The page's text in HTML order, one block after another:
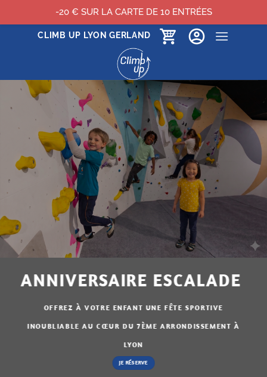
CLIMB UP LYON GERLAND
ANNIVERSAIRE ESCALADE
OFFREZ À VOTRE ENFANT UNE FÊTE SPORTIVE
INOUBLIABLE AU CŒUR DU 7ÈME ARRONDISSEMENT À
LYON
JE RÉSERVE
-20 € SUR LA CARTE DE 10 ENTRÉES